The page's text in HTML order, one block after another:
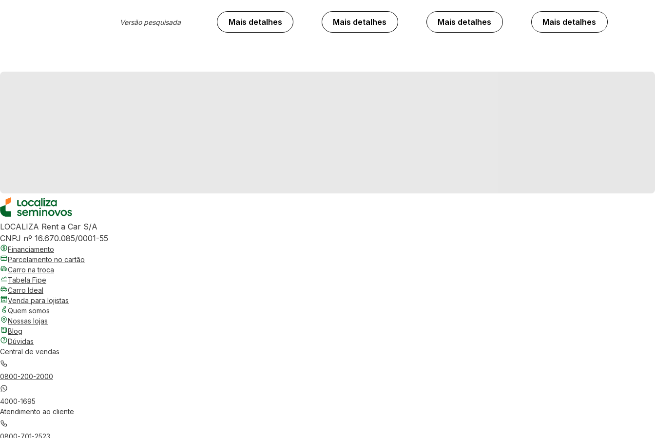
Versão pesquisada Mais detalhes Mais detalhes Mais detalhes Mais detalhes
LOCALIZA Rent a Car S/A
CNPJ nº 16.670.085/0001-55
Financiamento
Parcelamento no cartão
Carro na troca
Tabela Fipe
Carro Ideal
Venda para lojistas
Quem somos
Nossas lojas
Blog
Dúvidas
Central de vendas
0800-200-2000
4000-1695
Atendimento ao cliente
0800-701-2523